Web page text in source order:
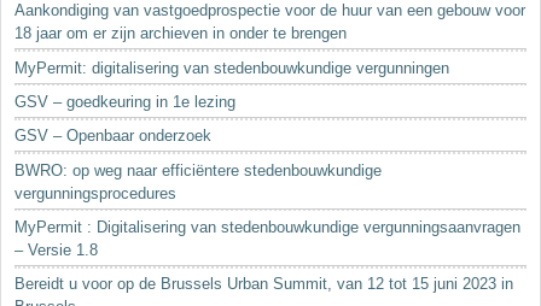
Aankondiging van vastgoedprospectie voor de huur van een gebouw voor
18 jaar om er zijn archieven in onder te brengen
MyPermit: digitalisering van stedenbouwkundige vergunningen
GSV – goedkeuring in 1e lezing
GSV – Openbaar onderzoek
BWRO: op weg naar efficiëntere stedenbouwkundige
vergunningsprocedures
MyPermit : Digitalisering van stedenbouwkundige vergunningsaanvragen
– Versie 1.8
Bereidt u voor op de Brussels Urban Summit, van 12 tot 15 juni 2023 in